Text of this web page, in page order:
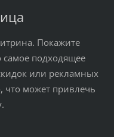
Покажите
самое подходящее
или рекламных
что может привлечь